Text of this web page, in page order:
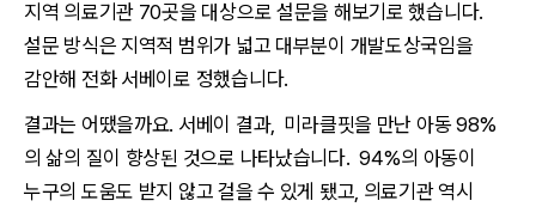
지역 의료기관 70곳을 대상으로 설문을 해보기로 했습니다.
설문 방식은 지역적 범위가 넓고 대부분이 개발도상국임을
감안해 전화 서베이로 정했습니다.
결과는 어땠을까요. 서베이 결과, 미라클핏을 만난 아동 98%
의 삶의 질이 향상된 것으로 나타났습니다. 94%의 아동이
누구의 도움도 받지 않고 걸을 수 있게 됐고, 의료기관 역시